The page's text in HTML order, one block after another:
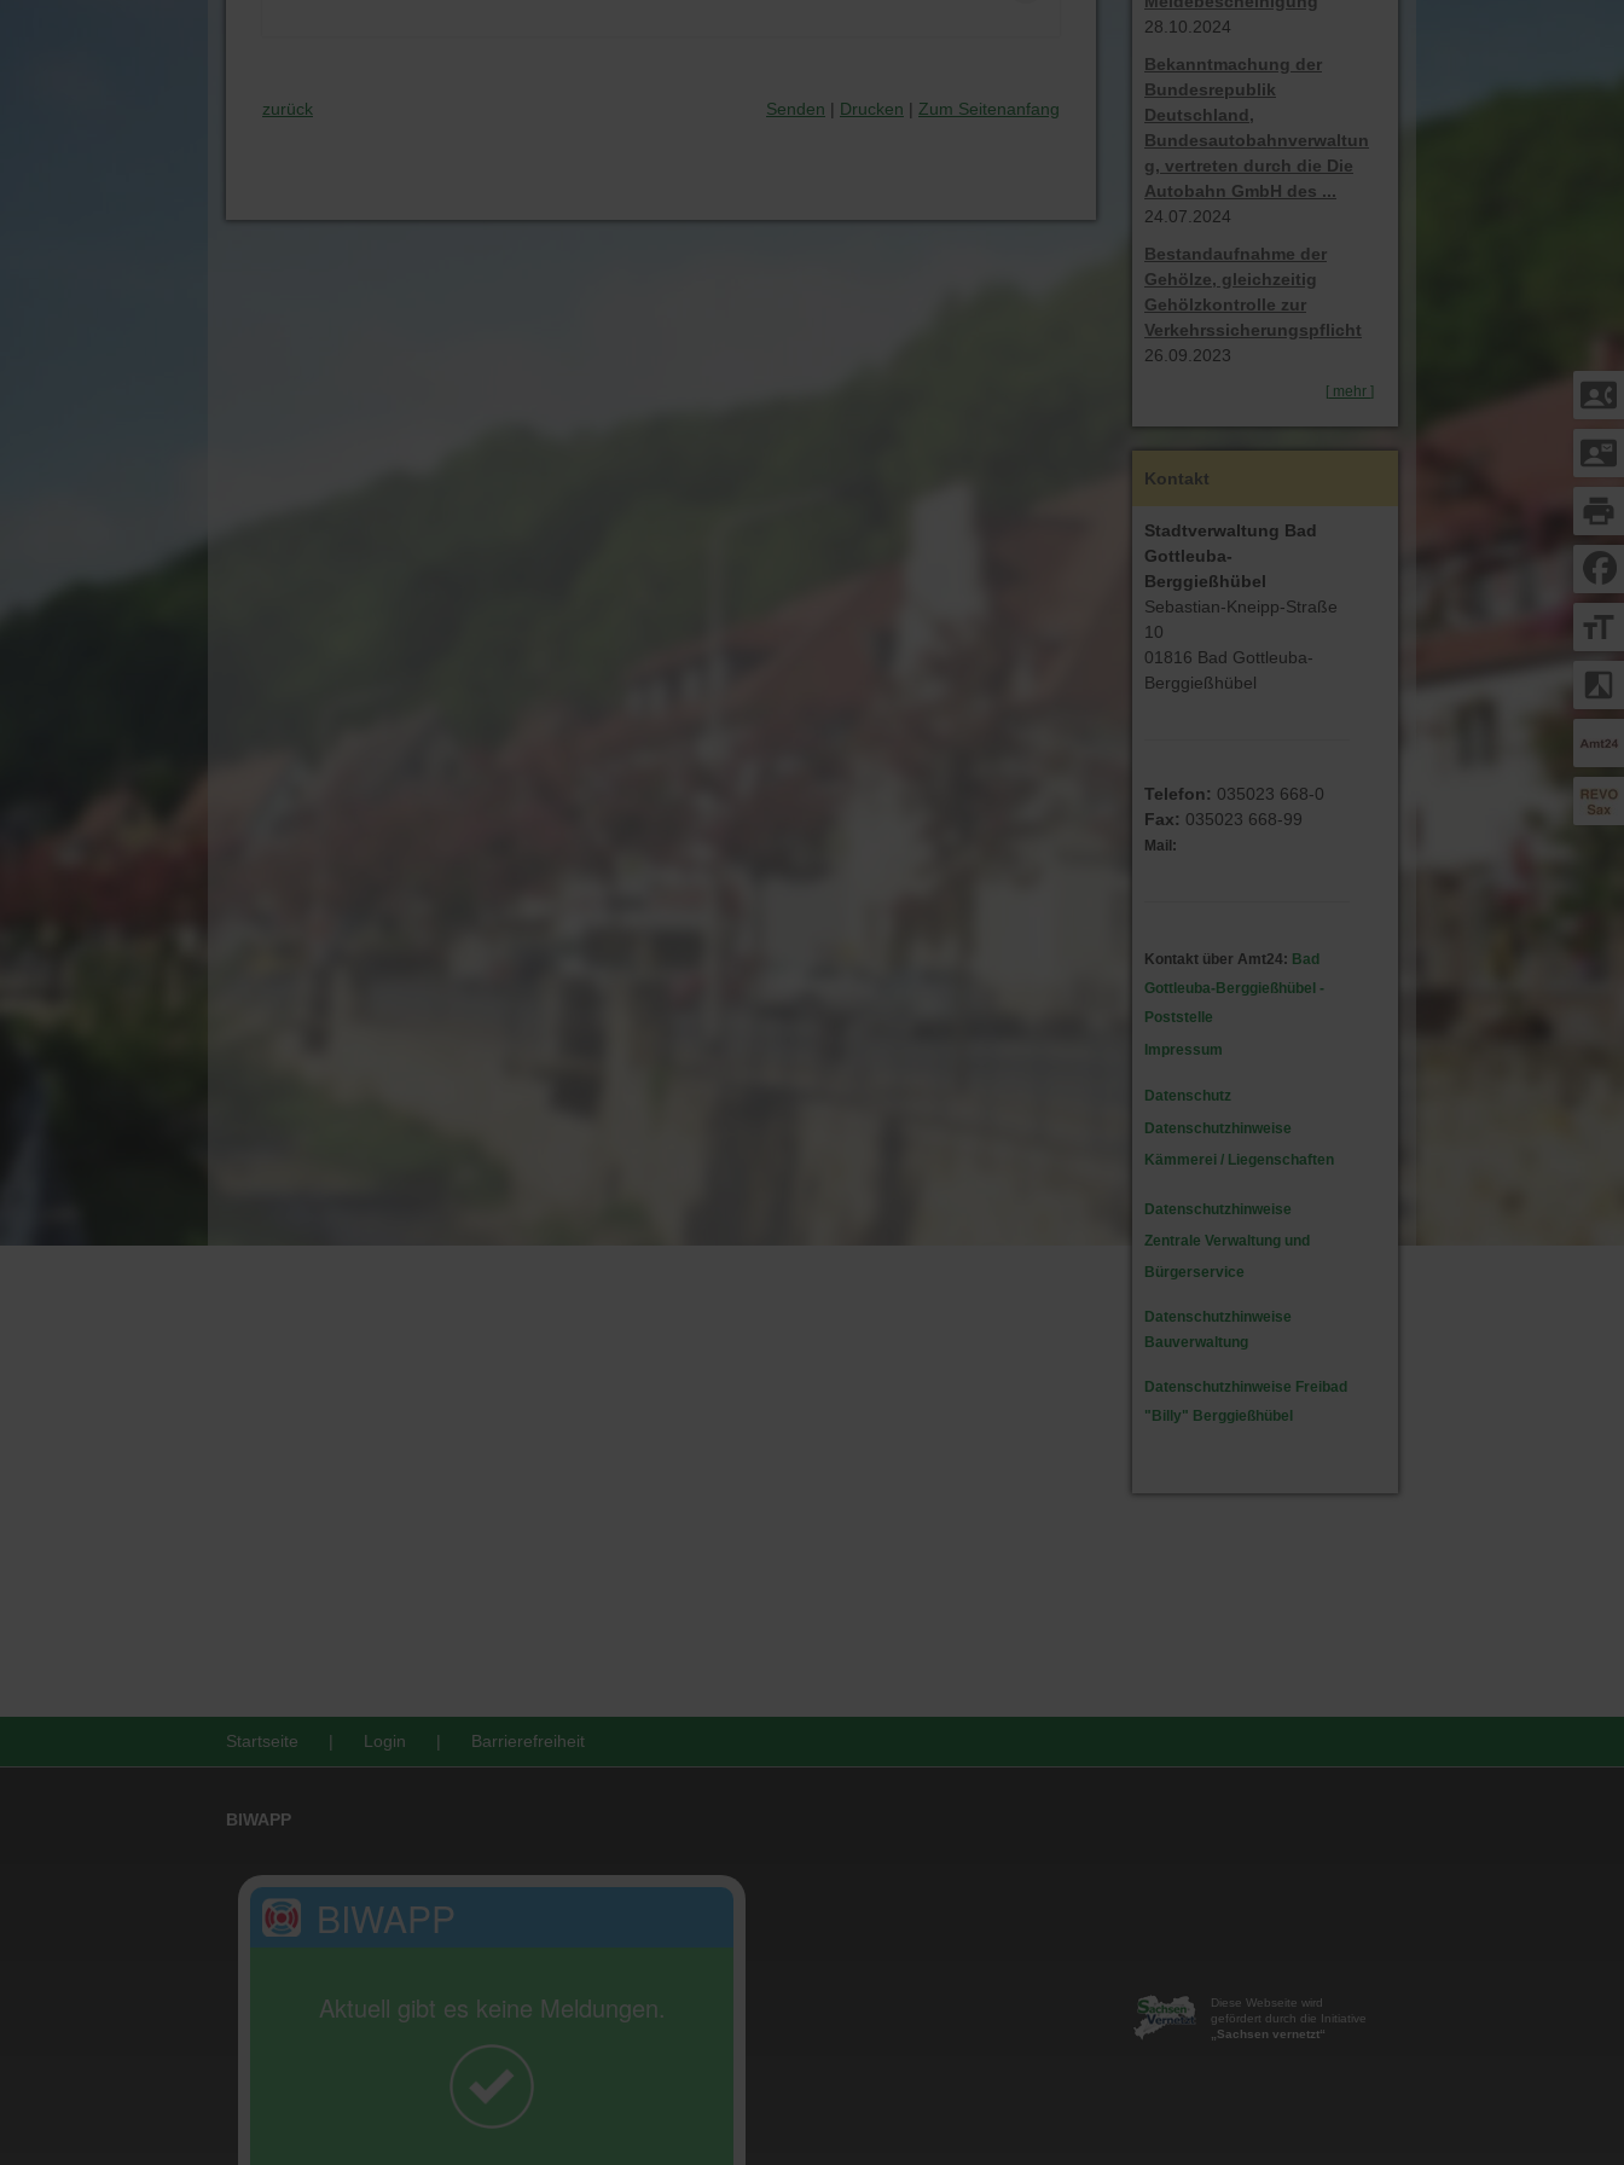
zurück Senden Drucken Zum Seitenanfang
contact_phone
contact_mail
print
format_size
filter_b_and_w
28.10.2024
Bekanntmachung der
Bundesrepublik
Deutschland,
Bundesautobahnverwaltun
g, vertreten durch die Die
Autobahn GmbH des ...
24.07.2024
Bestandaufnahme der
Gehölze, gleichzeitig
Gehölzkontrolle zur
Verkehrssicherungspflicht
26.09.2023
[ mehr ]
Kontakt
Stadtverwaltung Bad
Gottleuba-
Berggießhübel
Sebastian-Kneipp-Straße
10
01816 Bad Gottleuba-
Berggießhübel
Telefon: 035023 668-0
Fax: 035023 668-99
Mail:
Kontakt über Amt24: Bad
Gottleuba-Berggießhübel -
Poststelle
Impressum
Datenschutz
Datenschutzhinweise
Kämmerei / Liegenschaften
Datenschutzhinweise
Zentrale Verwaltung und
Bürgerservice
Datenschutzhinweise
Bauverwaltung
Datenschutzhinweise Freibad
"Billy" Berggießhübel
Startseite Login Barrierefreiheit
BIWAPP
BIWAPP
Aktuell gibt es keine Meldungen.
Diese Webseite wird
gefördert durch die Initiative
„Sachsen vernetzt“